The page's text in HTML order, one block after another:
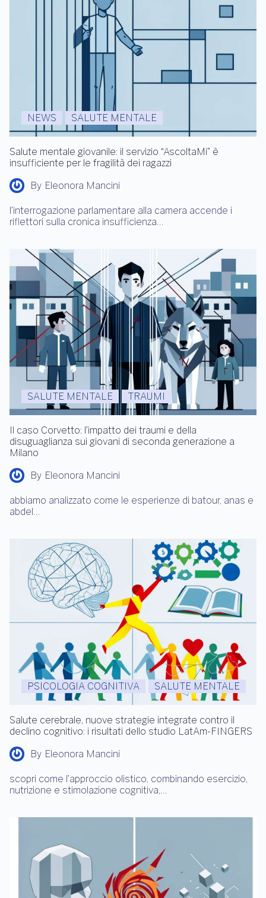
NEWS SALUTE MENTALE
Salute mentale giovanile: il servizio “AscoltaMi” è
insufficiente per le fragilità dei ragazzi
By Eleonora Mancini
l’interrogazione parlamentare alla camera accende i
riflettori sulla cronica insufficienza…
SALUTE MENTALE TRAUMI
Il caso Corvetto: l’impatto dei traumi e della
disuguaglianza sui giovani di seconda generazione a
Milano
By Eleonora Mancini
abbiamo analizzato come le esperienze di batour, anas e
abdel…
PSICOLOGIA COGNITIVA SALUTE MENTALE
Salute cerebrale, nuove strategie integrate contro il
declino cognitivo: i risultati dello studio LatAm-FINGERS
By Eleonora Mancini
scopri come l’approccio olistico, combinando esercizio,
nutrizione e stimolazione cognitiva,…